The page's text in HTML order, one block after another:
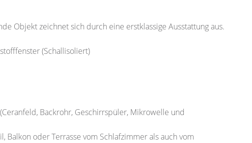
Objekt zeichnet sich durch eine erstklassige Ausstattung aus.
(Schallisoliert)
Backrohr, Geschirrspüler, Mikrowelle und
Balkon oder Terrasse vom Schlafzimmer als auch vom